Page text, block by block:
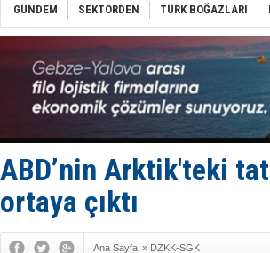
GÜNDEM SEKTÖRDEN TÜRK BOĞAZLARI
ABD’nin Arktik'teki
ortaya çıktı
Ana Sayfa » DZKK-SGK